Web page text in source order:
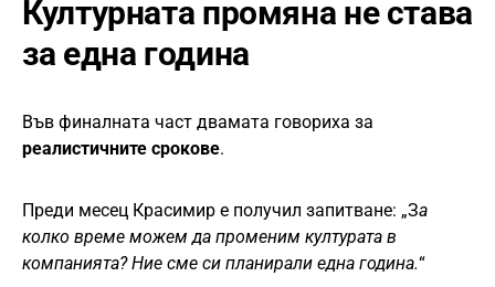
Културната промяна не става
за една година
Във финалната част двамата говориха за
реалистичните срокове.
Преди месец Красимир е получил запитване: „За
колко време можем да променим културата в
компанията? Ние сме си планирали една година.“